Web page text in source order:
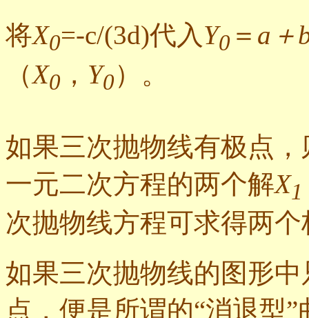
将X0=-c/(3d)代入 Y0 ＝ a＋
（X0 ， Y0）。
如果三次抛物线有极点，
一元二次方程的两个解X1
次抛物线方程可求得两个
如果三次抛物线的图形
点，便是所谓的“消退型